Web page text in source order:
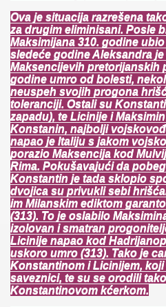
Ova je situacija razrešena
za drugim eliminisani. Posle
Maksimijana 310. godine
sledeće godine Aleksandra
Maksencijevih pretorijanskih
godine umro od bolesti,
neuspeh svojih progona
toleranciji. Ostali su
zapadu), te Licinije i
Konstanin, najbolji
napao je Italiju s jakom
porazio Maksencija kod
Rima. Pokušavajući da
Konstantin je tada sklopio
dvojica su privukli sebi
im Milanskim ediktom
(313). To je oslabilo
izolovan i smatran
Licinije napao kod
uskoro umro (313). Tako je
Konstantinom i Licinijem,
saveznici, te su se orodili
Konstantinovom kćerkom.